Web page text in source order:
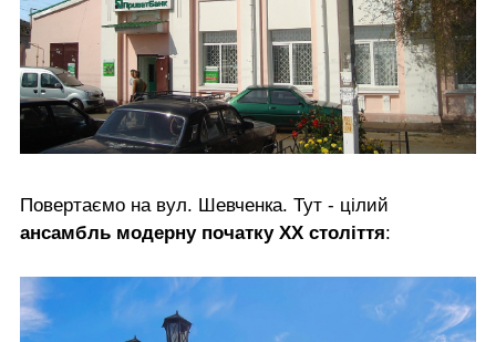
Повертаємо на вул. Шевченка. Тут - цілий
ансамбль модерну початку ХХ століття: